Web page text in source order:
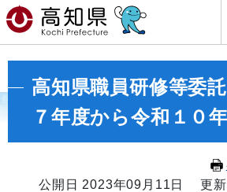
高知県職員研修等委
７年度から令和１０
公開日 2023年09月11日
更